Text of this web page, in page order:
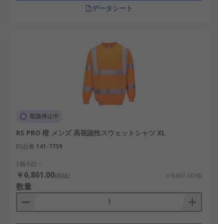
イテムの1つです。
データシート
取扱停止中
RS PRO 橙 メンズ 高視認性スウェットシャツ XL
RS品番 141-7759
1個小計：
￥6,861.00(税抜) ￥6,861.00/個
数量